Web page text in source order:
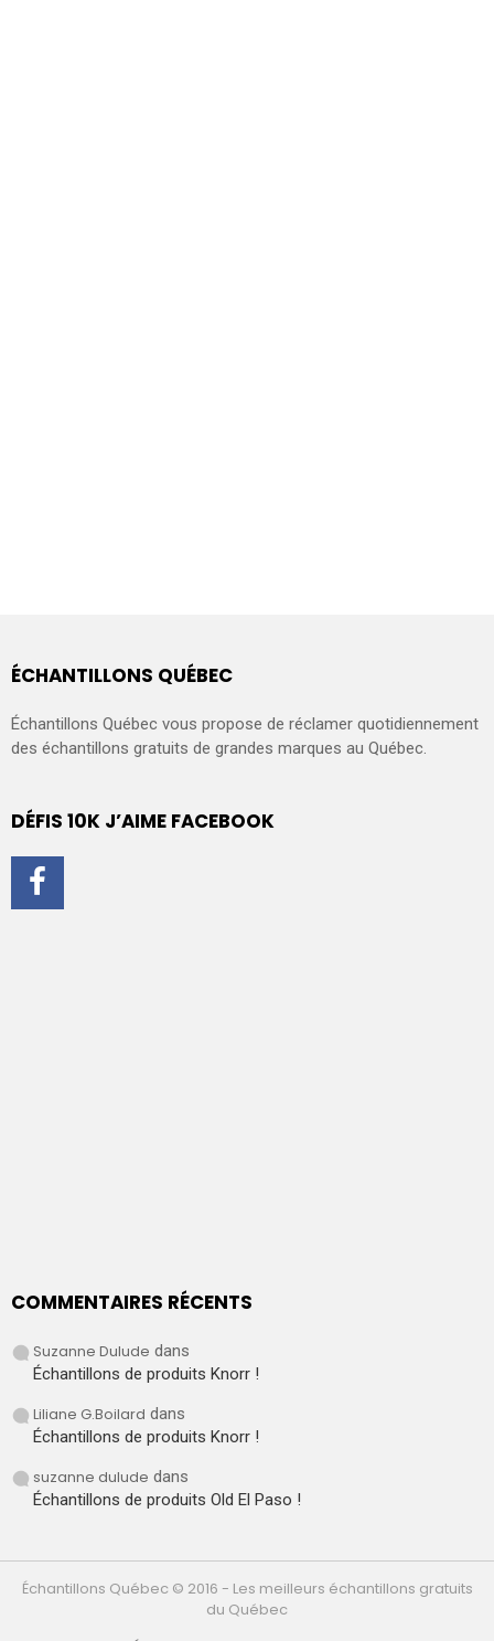
ÉCHANTILLONS QUÉBEC
Échantillons Québec vous propose de réclamer quotidiennement
des échantillons gratuits de grandes marques au Québec.
DÉFIS 10K J’AIME FACEBOOK
COMMENTAIRES RÉCENTS
Suzanne Dulude dans
Échantillons de produits Knorr !
Liliane G.Boilard dans
Échantillons de produits Knorr !
suzanne dulude dans
Échantillons de produits Old El Paso !
Échantillons Québec © 2016 - Les meilleurs échantillons gratuits
du Québec